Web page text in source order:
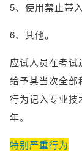
5、使用禁止带
6、其他。
应试人员在考试
给予其当次全部
行为记入专业技
年。
特别严重行为